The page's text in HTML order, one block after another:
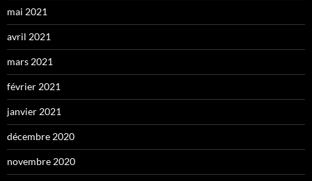
mai 2021
avril 2021
mars 2021
février 2021
janvier 2021
décembre 2020
novembre 2020